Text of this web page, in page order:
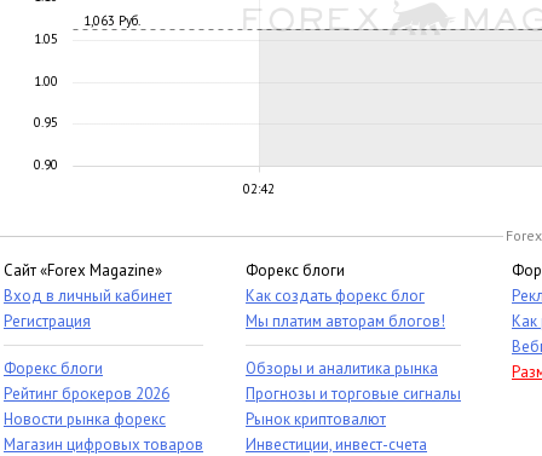
02:42
1,063 Руб.
0.90
0.95
1.00
1.05
Сайт «Forex Magazine»
Вход в личный кабинет
Регистрация
Форекс блоги
Рейтинг брокеров 2026
Новости рынка форекс
Магазин цифровых товаров
Форекс блоги
Как создать форекс блог
Мы платим авторам блогов!
Обзоры и аналитика рынка
Прогнозы и торговые сигналы
Рынок криптовалют
Инвестиции, инвест-счета
Как